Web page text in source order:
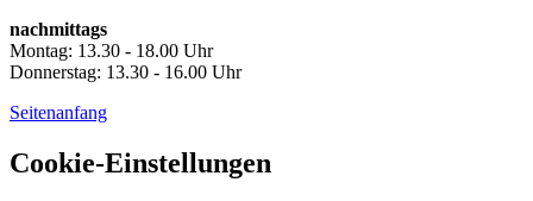
nachmittags
Montag: 13.30 - 18.00 Uhr
Donnerstag: 13.30 - 16.00 Uhr
Seitenanfang
Cookie-Einstellungen